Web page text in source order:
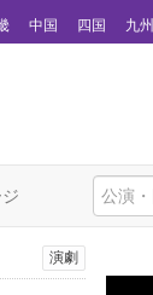
中国 四国 九州
演劇